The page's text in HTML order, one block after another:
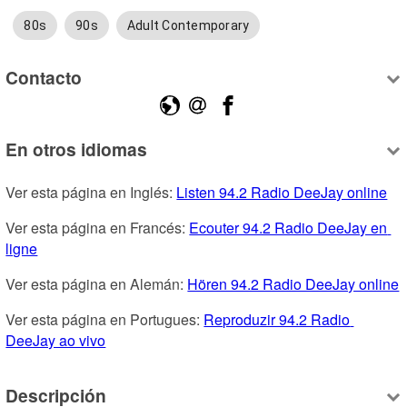
80s 90s Adult Contemporary
Contacto
En otros idiomas
Ver esta página en Inglés: Listen 94.2 Radio DeeJay online
Ver esta página en Francés: Ecouter 94.2 Radio DeeJay en
ligne
Ver esta página en Alemán: Hören 94.2 Radio DeeJay online
Ver esta página en Portugues: Reproduzir 94.2 Radio
DeeJay ao vivo
Descripción